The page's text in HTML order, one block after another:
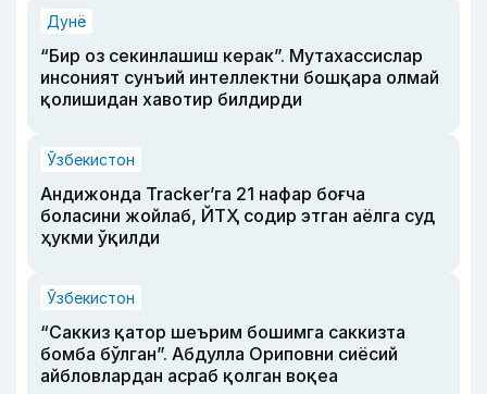
Дунё
“Бир оз секинлашиш керак”. Мутахассислар
инсоният сунъий интеллектни бошқара олмай
қолишидан хавотир билдирди
Ўзбекистон
Андижонда Tracker’га 21 нафар боғча
боласини жойлаб, ЙТҲ содир этган аёлга суд
ҳукми ўқилди
Ўзбекистон
“Саккиз қатор шеърим бошимга саккизта
бомба бўлган”. Абдулла Ориповни сиёсий
айбловлардан асраб қолган воқеа